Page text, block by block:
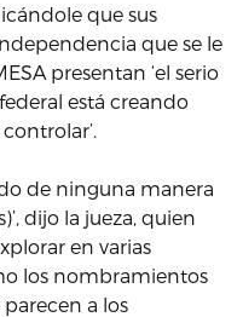
que sus
que se le
presentan ‘el serio
está creando
de ninguna manera
dijo la jueza, quien
en varias
los nombramientos
a los